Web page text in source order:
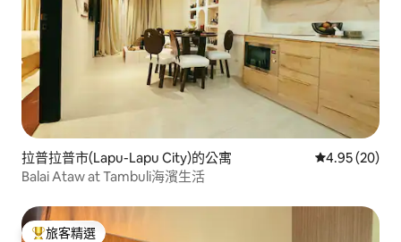
拉普拉普市(Lapu-Lapu City)的公寓 從 20 則評價
4.95 (20)
Balai Ataw at Tambuli海濱生活
旅客精選